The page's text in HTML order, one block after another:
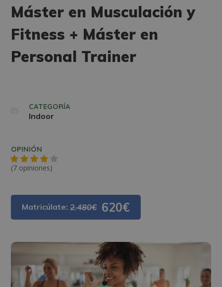
Máster en Musculación y
Fitness + Máster en
Personal Trainer
CATEGORÍA
Indoor
OPINIÓN
(7 opiniones)
Matricúlate:2.480€ 620€